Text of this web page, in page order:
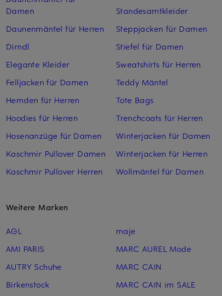
Damen
Daunenmäntel für Herren
Dirndl
Elegante Kleider
Felljacken für Damen
Hemden für Herren
Hoodies für Herren
Hosenanzüge für Damen
Kaschmir Pullover Damen
Kaschmir Pullover Herren
Standesamtkleider
Steppjacken für Damen
Stiefel für Damen
Sweatshirts für Herren
Teddy Mäntel
Tote Bags
Trenchcoats für Herren
Winterjacken für Damen
Winterjacken für Herren
Wollmäntel für Damen
Weitere Marken
AGL
AMI PARIS
AUTRY Schuhe
Birkenstock
maje
MARC AUREL Mode
MARC CAIN
MARC CAIN im SALE